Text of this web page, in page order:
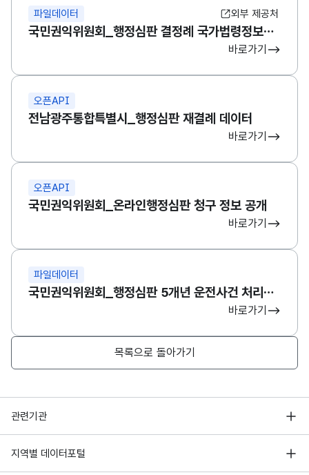
파일데이터 외부 제공처
국민권익위원회_행정심판 결정례 국가법령정보센터 제공
바로가기
오픈API
전남광주통합특별시_행정심판 재결례 데이터
바로가기
오픈API
국민권익위원회_온라인행정심판 청구 정보 공개
바로가기
파일데이터
국민권익위원회_행정심판 5개년 운전사건 처리건수
바로가기
목록으로 돌아가기
관련기관
행정안전부
한국지능정보사회진흥원
지역별 데이터포털
서울 열린데이터광장